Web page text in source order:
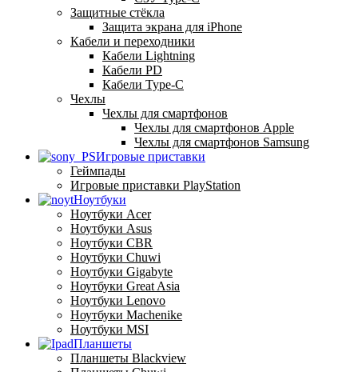
Защитные стёкла
Защита экрана для iPhone
Кабели и переходники
Кабели Lightning
Кабели PD
Кабели Type-C
Чехлы
Чехлы для смартфонов
Чехлы для смартфонов Apple
Чехлы для смартфонов Samsung
Игровые приставки
Геймпады
Игровые приставки PlayStation
Ноутбуки
Ноутбуки Acer
Ноутбуки Asus
Ноутбуки CBR
Ноутбуки Chuwi
Ноутбуки Gigabyte
Ноутбуки Great Asia
Ноутбуки Lenovo
Ноутбуки Machenike
Ноутбуки MSI
Планшеты
Планшеты Blackview